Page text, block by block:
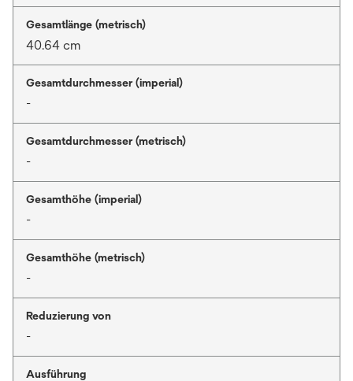
Gesamtlänge (metrisch)
40.64 cm
Gesamtdurchmesser (imperial)
-
Gesamtdurchmesser (metrisch)
-
Gesamthöhe (imperial)
-
Gesamthöhe (metrisch)
-
Reduzierung von
-
Ausführung